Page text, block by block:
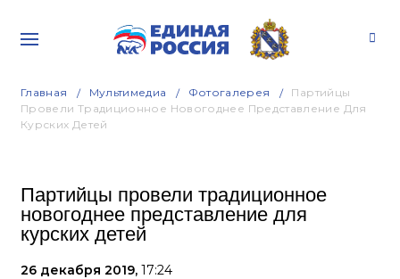
Главная Мультимедиа Фотогалерея
Партийцы
Провели Традиционное Новогоднее Представление Для
Курских Детей
Партийцы провели традиционное
новогоднее представление для
курских детей
26 декабря 2019, 17:24